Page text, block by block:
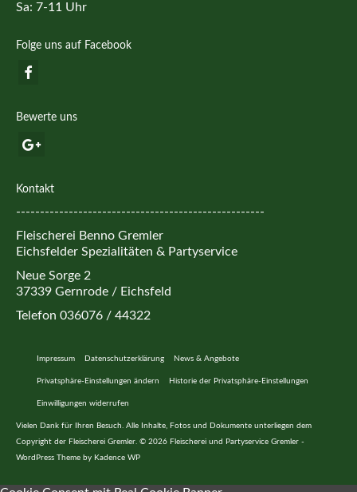
Sa: 7-11 Uhr
Folge uns auf Facebook
Bewerte uns
Kontakt
----------------------------------------------------
Fleischerei Benno Gremler
Eichsfelder Spezialitäten & Partyservice
Neue Sorge 2
37339 Gernrode / Eichsfeld
Telefon 036076 / 44322
Impressum Datenschutzerklärung News & Angebote
Privatsphäre-Einstellungen ändern Historie der Privatsphäre-Einstellungen
Einwilligungen widerrufen
Vielen Dank für Ihren Besuch. Alle Inhalte, Fotos und Dokumente unterliegen dem
Copyright der Fleischerei Gremler. © 2026 Fleischerei und Partyservice Gremler -
WordPress Theme by Kadence WP